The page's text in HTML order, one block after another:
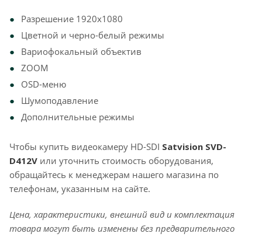
Разрешение 1920х1080
Цветной и черно-белый режимы
Вариофокальный объектив
ZOOM
OSD-меню
Шумоподавление
Дополнительные режимы
Чтобы купить видеокамеру HD-SDI Satvision SVD-
D412V или уточнить стоимость оборудования,
обращайтесь к менеджерам нашего магазина по
телефонам, указанным на сайте.
Цена, характеристики, внешний вид и комплектация
товара могут быть изменены без предварительного